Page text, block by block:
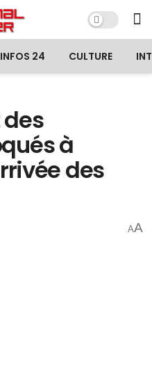
INFOS 24 CULTURE
à
des
AA